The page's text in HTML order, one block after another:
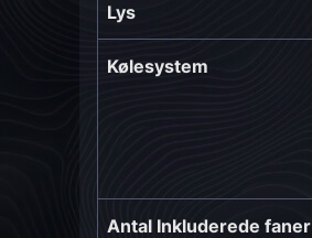
Lys
Kølesystem
Antal Inkluderede faner